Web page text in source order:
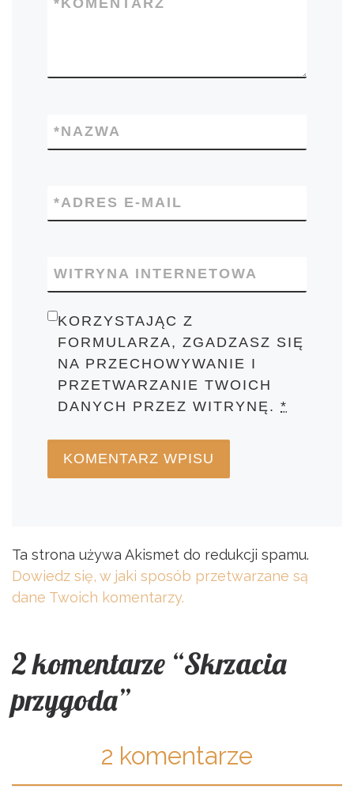
KOMENTARZ
*
NAZWA
*
ADRES E-MAIL
*
WITRYNA INTERNETOWA
KORZYSTAJĄC Z
FORMULARZA, ZGADZASZ SIĘ
NA PRZECHOWYWANIE I
PRZETWARZANIE TWOICH
DANYCH PRZEZ WITRYNĘ.*
Ta strona używa Akismet do redukcji spamu.
Dowiedz się, w jaki sposób przetwarzane są
dane Twoich komentarzy.
2 komentarze “Skrzacia
przygoda”
2 komentarze